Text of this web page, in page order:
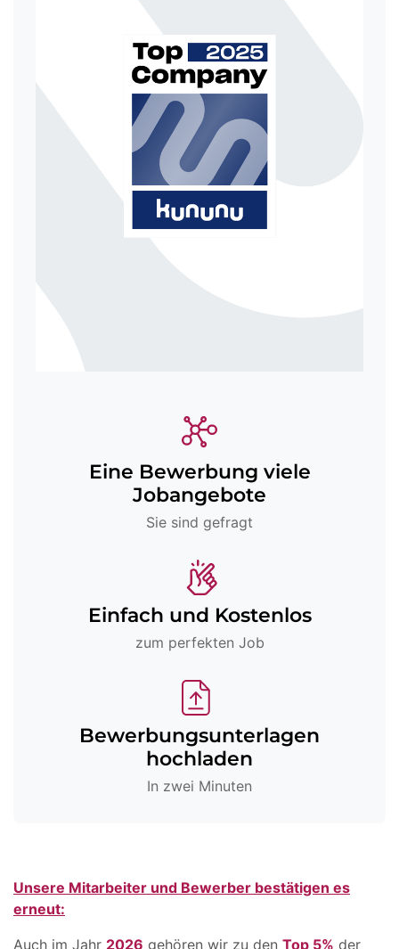
Eine Bewerbung viele
Jobangebote
Sie sind gefragt
Einfach und Kostenlos
zum perfekten Job
Bewerbungsunterlagen
hochladen
In zwei Minuten
Unsere Mitarbeiter und Bewerber bestätigen es
erneut:
Auch im Jahr 2026 gehören wir zu den Top 5% der